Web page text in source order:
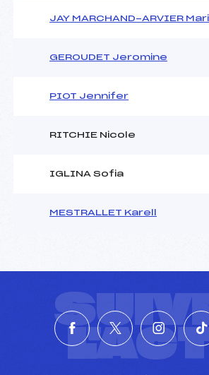
JAY MARCHAND-ARVIER
GEROUDET Jeromine
PIOT Jennifer
RITCHIE Nicole
IGLINA Sofia
MESTRALLET Karell